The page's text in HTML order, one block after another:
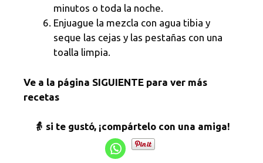
minutos o toda la noche.
Enjuague la mezcla con agua tibia y
seque las cejas y las pestañas con una
toalla limpia.
Ve a la página SIGUIENTE para ver más
recetas
👵 si te gustó, ¡compártelo con una amiga!